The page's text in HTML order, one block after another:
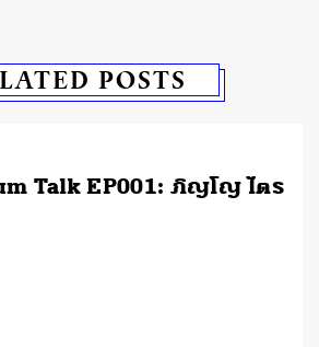
POSTS
Talk EP001: ภิญโญ ไตร